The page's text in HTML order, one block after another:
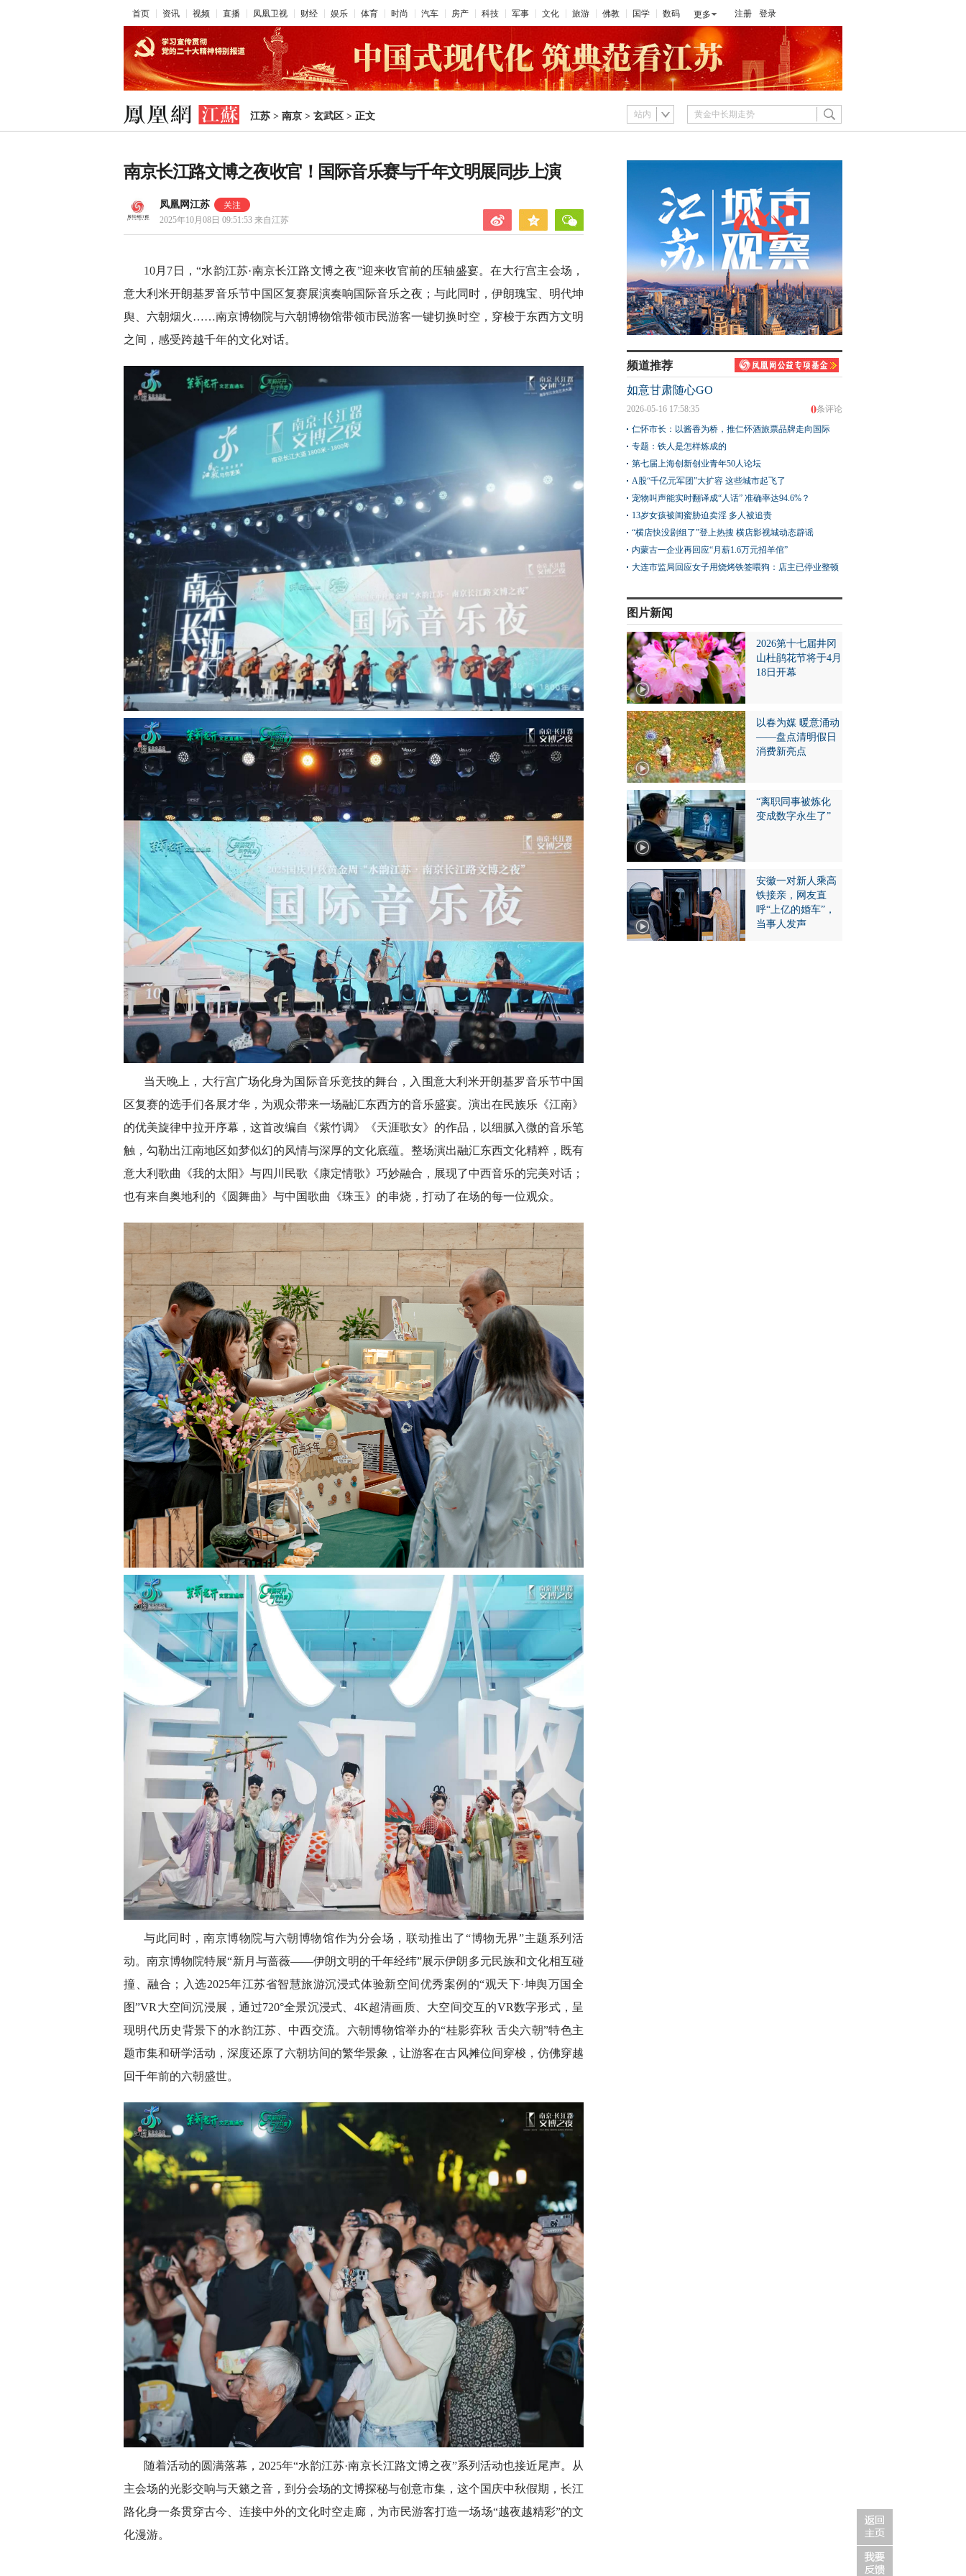
首页 资讯 视频 直播 凤凰卫视 财经 娱乐 体育 时尚 汽车 房产 科技 军事 文化 旅游 佛教 国学 数码 更多 注册 登录
江苏 > 南京 > 玄武区 > 正文 站内
南京长江路文博之夜收官！国际音乐赛与千年文明展同步上演
凤凰网江苏
2025年10月08日 09:51:53 来自江苏
10月7日，“水韵江苏·南京长江路文博之夜”迎来收官前的压轴盛宴。在大行宫主会场，
意大利米开朗基罗音乐节中国区复赛展演奏响国际音乐之夜；与此同时，伊朗瑰宝、明代坤
舆、六朝烟火……南京博物院与六朝博物馆带领市民游客一键切换时空，穿梭于东西方文明
之间，感受跨越千年的文化对话。
当天晚上，大行宫广场化身为国际音乐竞技的舞台，入围意大利米开朗基罗音乐节中国
区复赛的选手们各展才华，为观众带来一场融汇东西方的音乐盛宴。演出在民族乐《江南》
的优美旋律中拉开序幕，这首改编自《紫竹调》《天涯歌女》的作品，以细腻入微的音乐笔
触，勾勒出江南地区如梦似幻的风情与深厚的文化底蕴。整场演出融汇东西文化精粹，既有
意大利歌曲《我的太阳》与四川民歌《康定情歌》巧妙融合，展现了中西音乐的完美对话；
也有来自奥地利的《圆舞曲》与中国歌曲《珠玉》的串烧，打动了在场的每一位观众。
与此同时，南京博物院与六朝博物馆作为分会场，联动推出了“博物无界”主题系列活
动。南京博物院特展“新月与蔷薇——伊朗文明的千年经纬”展示伊朗多元民族和文化相互碰
撞、融合；入选2025年江苏省智慧旅游沉浸式体验新空间优秀案例的“观天下·坤舆万国全
图”VR大空间沉浸展，通过720°全景沉浸式、4K超清画质、大空间交互的VR数字形式，呈
现明代历史背景下的水韵江苏、中西交流。六朝博物馆举办的“桂影弈秋 舌尖六朝”特色主
题市集和研学活动，深度还原了六朝坊间的繁华景象，让游客在古风摊位间穿梭，仿佛穿越
回千年前的六朝盛世。
随着活动的圆满落幕，2025年“水韵江苏·南京长江路文博之夜”系列活动也接近尾声。从
主会场的光影交响与天籁之音，到分会场的文博探秘与创意市集，这个国庆中秋假期，长江
路化身一条贯穿古今、连接中外的文化时空走廊，为市民游客打造一场场“越夜越精彩”的文
化漫游。
频道推荐
如意甘肃随心GO
0条评论
2026-05-16 17:58:35
仁怀市长：以酱香为桥，推仁怀酒旅票品牌走向国际
专题：铁人是怎样炼成的
第七届上海创新创业青年50人论坛
A股“千亿元军团”大扩容 这些城市起飞了
宠物叫声能实时翻译成“人话” 准确率达94.6%？
13岁女孩被闺蜜胁迫卖淫 多人被追责
“横店快没剧组了”登上热搜 横店影视城动态辟谣
内蒙古一企业再回应“月薪1.6万元招羊倌”
大连市监局回应女子用烧烤铁签喂狗：店主已停业整顿
图片新闻
2026第十七届井冈
山杜鹃花节将于4月
18日开幕
以春为媒 暖意涌动
——盘点清明假日
消费新亮点
“离职同事被炼化
变成数字永生了”
安徽一对新人乘高
铁接亲，网友直
呼“上亿的婚车”，
当事人发声